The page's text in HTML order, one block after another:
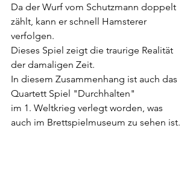
Da der Wurf vom Schutzmann doppelt
zählt, kann er schnell Hamsterer
verfolgen.
Dieses Spiel zeigt die traurige Realität
der damaligen Zeit.
In diesem Zusammenhang ist auch das
Quartett Spiel "Durchhalten"
im 1. Weltkrieg verlegt worden, was
auch im Brettspielmuseum zu sehen ist.